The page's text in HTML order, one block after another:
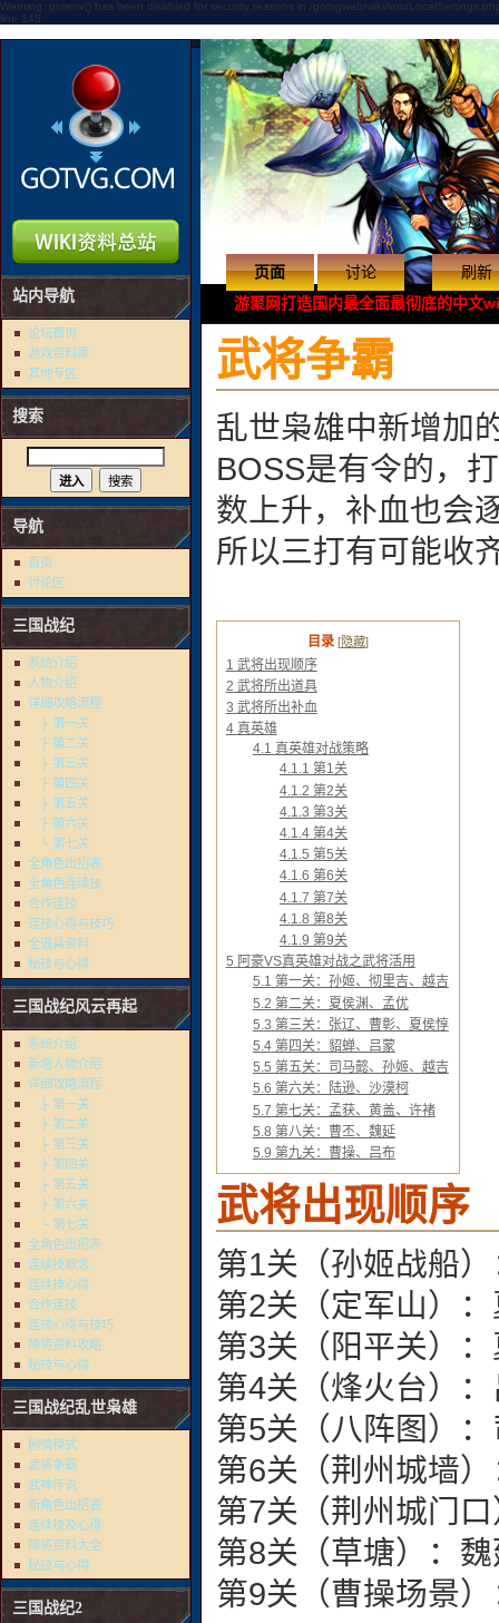
Warning: putenv() has been disabled for security reasons in /gotvgweb/wiki/kov/
line 145
页面 讨论
刷新
游聚网打造国内最全面最彻底的中文
武将争霸
乱世枭雄中新增加
BOSS是有令的，
数上升，补血也会
所以三打有可能收
目录 [隐藏]
1 武将出现顺序
2 武将所出道具
3 武将所出补血
4 真英雄
4.1 真英雄对战策略
4.1.1 第1关
4.1.2 第2关
4.1.3 第3关
4.1.4 第4关
4.1.5 第5关
4.1.6 第6关
4.1.7 第7关
4.1.8 第8关
4.1.9 第9关
5 阿豪VS真英雄对战之武将活用
5.1 第一关：孙姬、彻里吉、越吉
5.2 第二关：夏侯渊、孟优
5.3 第三关：张辽、曹彰、夏侯惇
5.4 第四关：貂蝉、吕蒙
5.5 第五关：司马懿、孙姬、越吉
5.6 第六关：陆逊、沙漠柯
5.7 第七关：孟获、黄盖、许褚
5.8 第八关：曹丕、魏延
5.9 第九关：曹操、吕布
武将出现顺序
第1关（孙姬战船
第2关（定军山）
第3关（阳平关）
第4关（烽火台）
第5关（八阵图）
第6关（荆州城墙
第7关（荆州城门
第8关（草塘）：
第9关（曹操场景
站内导航
论坛首页
游戏资料库
其他专区
搜索
导航
首页
讨论区
三国战纪
系统介绍
人物介绍
详细攻略流程
├ 第一关
├ 第二关
├ 第三关
├ 第四关
├ 第五关
├ 第六关
└ 第七关
全角色出招表
全角色连续技
合作连技
连技心得与技巧
全道具资料
秘技与心得
三国战纪风云再起
系统介绍
新增人物介绍
详细攻略流程
├ 第一关
├ 第二关
├ 第三关
├ 第四关
├ 第五关
├ 第六关
└ 第七关
全角色出招表
连续技概念
连续技心得
合作连技
连技心得与技巧
降将资料攻略
秘技与心得
三国战纪乱世枭雄
剧情模式
武将争霸
武神传说
新角色出招表
连续技及心得
降将资料大全
秘技与心得
三国战纪2